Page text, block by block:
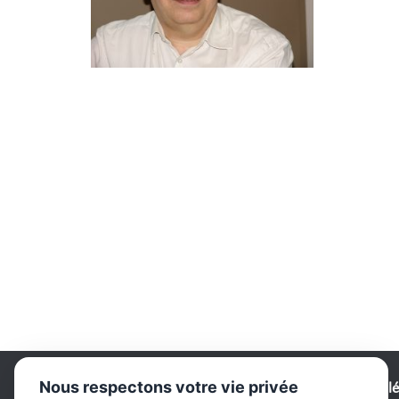
Comité de Bridge -
Nous respectons votre vie privée